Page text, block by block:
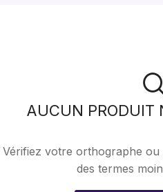
AUCUN PRODUIT
Vérifiez votre orthographe
des termes